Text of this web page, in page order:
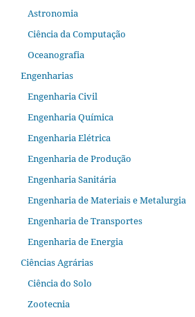
Astronomia
Ciência da Computação
Oceanografia
Engenharias
Engenharia Civil
Engenharia Química
Engenharia Elétrica
Engenharia de Produção
Engenharia Sanitária
Engenharia de Materiais e Metalurgia
Engenharia de Transportes
Engenharia de Energia
Ciências Agrárias
Ciência do Solo
Zootecnia